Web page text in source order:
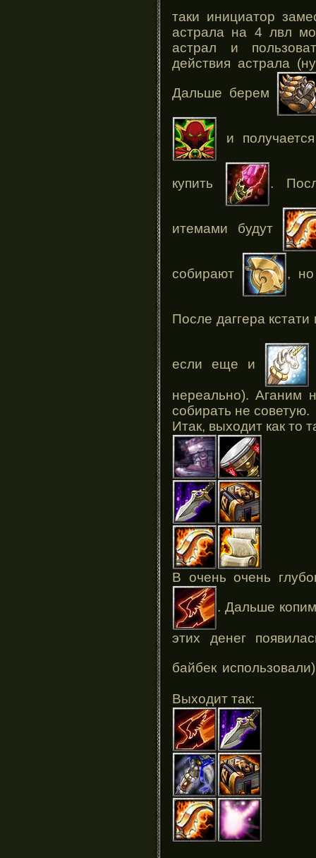
таки инициатор
астрала на 4 лвл
астрал и
действия астрала
Дальше берем
и
купить .
итемами будут
собирают , но
После даггера
если еще и
нереально). Аганим
собирать не советую.
Итак, выходит как то
В очень очень
. Дальше
этих денег
байбек
Выходит так: